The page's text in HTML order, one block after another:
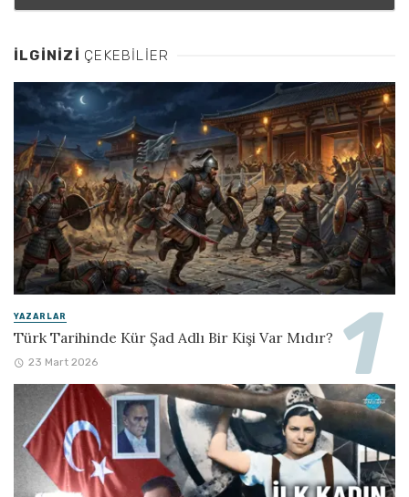
İLGINIZI ÇEKEBILIER
YAZARLAR
Türk Tarihinde Kür Şad Adlı Bir Kişi Var Mıdır?
23 Mart 2026